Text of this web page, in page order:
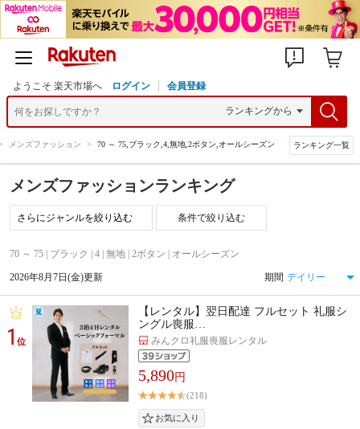
ようこそ 楽天市場へ ログイン 会員登録
メンズファッション > 70 ～ 75,ブラック,4,無地,2ボタン,オールシーズン ランキング一覧
メンズファッションランキング
条件で絞り込む
70 ～ 75 | ブラック | 4 | 無地 | 2ボタン | オールシーズン
2026年8月7日(金)更新 期間
1位
【レンタル】翌日配達 フルセット 礼服シ
ングル喪服…
みんクロ礼服喪服レンタル
5,890円
(218)